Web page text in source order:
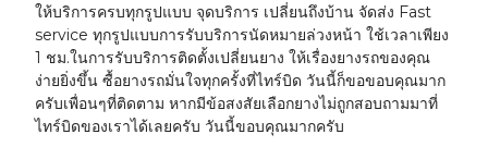
ให้บริการครบทุกรูปแบบ จุดบริการ เปลี่ยนถึงบ้าน จัดส่ง Fast
service ทุกรูปแบบการรับบริการนัดหมายล่วงหน้า ใช้เวลาเพียง
1 ชม.ในการรับบริการติดตั้งเปลี่ยนยาง ให้เรื่องยางรถของคุณ
ง่ายยิ่งขึ้น ซื้อยางรถมั่นใจทุกครั้งที่ไทร์บิด วันนี้ก็ขอขอบคุณมาก
ครับเพื่อนๆที่ติดตาม หากมีข้อสงสัยเลือกยางไม่ถูกสอบถามมาที่
ไทร์บิดของเราได้เลยครับ วันนี้ขอบคุณมากครับ